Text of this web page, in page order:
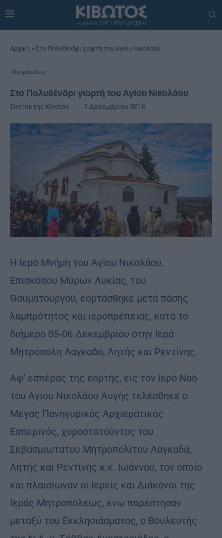
Αρχική » Στο Πολυδένδρι γιορτή του Αγίου Νικολάου
Μητροπόλεις
Στο Πολυδένδρι γιορτή του Αγίου Νικολάου
Συντάκτης Kivotos 7 Δεκεμβρίου 2016
Η Ιερά Μνήμη του Αγίου Νικολάου,
Επισκόπου Μύρων Λυκίας, του
Θαυματουργού, εορτάσθηκε μετά πάσης
λαμπρότητος και ιεροπρέπειας, κατά το
διήμερο 05-06 Δεκεμβρίου στην Ιερά
Μητρόπολη Λαγκαδά, Λητής και Ρεντίνης.
Αφ’ εσπέρας της εορτής, εις τον Ιερό Ναό
του Αγίου Νικολάου Αυγής τελέσθηκε ο
Μέγας Πανηγυρικός Αρχιερατικός
Εσπερινός, χοροστατούντος του
Σεβασμιωτάτου Mητροπολίτου Λαγκαδά,
Λητής και Ρεντίνης κ.κ. Ιωάννου, τον οποίο
και πλαισίωναν οι Ιερείς και Διάκονοι της
Ιεράς Μητροπόλεως, ενώ παρέστησαν
μεταξύ του Εκκλησιάσματος, ο Βουλευτής